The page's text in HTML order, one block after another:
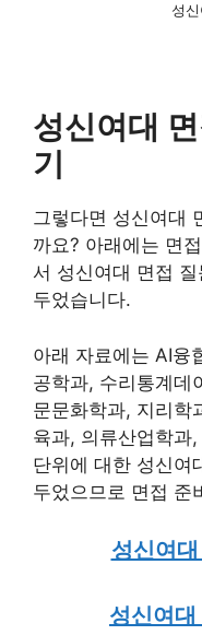
성
성신여대
기
그렇다면 성신여대
까요? 아래에는 면
서 성신여대 면접
두었습니다.
아래 자료에는 AI융
공학과, 수리통계데
문문화학과, 지리학
육과, 의류산업학과
단위에 대한 성신여
두었으므로 면접 준
성신여
성신여